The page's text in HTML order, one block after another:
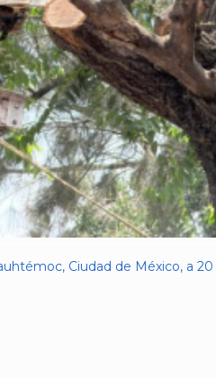
Ciudad de México, a